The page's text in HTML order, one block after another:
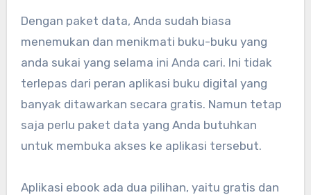
Dengan paket data, Anda sudah biasa
menemukan dan menikmati buku-buku yang
anda sukai yang selama ini Anda cari. Ini tidak
terlepas dari peran aplikasi buku digital yang
banyak ditawarkan secara gratis. Namun tetap
saja perlu paket data yang Anda butuhkan
untuk membuka akses ke aplikasi tersebut.
Aplikasi ebook ada dua pilihan, yaitu gratis dan